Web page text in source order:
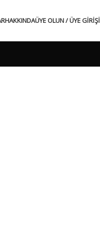
HAKKINDAÜYE OLUN / ÜYE GIRIŞI